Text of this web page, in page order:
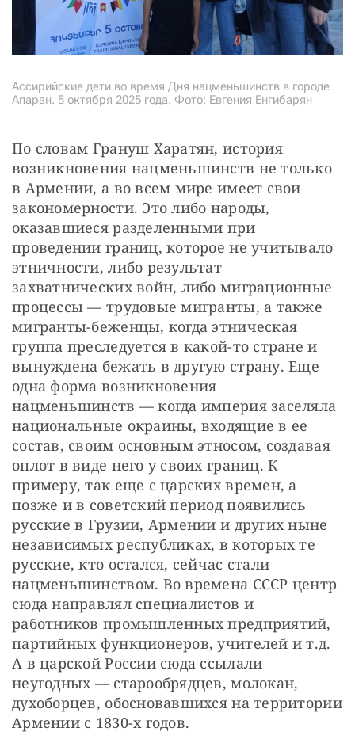
Ассирийские дети во время Дня нацменьшинств в городе
Апаран. 5 октября 2025 года. Фото: Евгения Енгибарян
По словам Грануш Харатян, история
возникновения нацменьшинств не только
в Армении, а во всем мире имеет свои
закономерности. Это либо народы,
оказавшиеся разделенными при
проведении границ, которое не учитывало
этничности, либо результат
захватнических войн, либо миграционные
процессы — трудовые мигранты, а также
мигранты-беженцы, когда этническая
группа преследуется в какой-то стране и
вынуждена бежать в другую страну. Еще
одна форма возникновения
нацменьшинств — когда империя заселяла
национальные окраины, входящие в ее
состав, своим основным этносом, создавая
оплот в виде него у своих границ. К
примеру, так еще с царских времен, а
позже и в советский период появились
русские в Грузии, Армении и других ныне
независимых республиках, в которых те
русские, кто остался, сейчас стали
нацменьшинством. Во времена СССР центр
сюда направлял специалистов и
работников промышленных предприятий,
партийных функционеров, учителей и т.д.
А в царской России сюда ссылали
неугодных — старообрядцев, молокан,
духоборцев, обосновавшихся на территории
Армении с 1830-х годов.